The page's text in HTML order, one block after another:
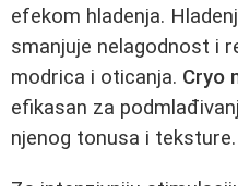
efekom hladenja.
smanjuje nelagodnost i
modrica i oticanja. Cryo
efikasan za
njenog tonusa i teksture.